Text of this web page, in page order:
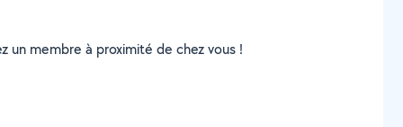
un membre à proximité de chez vous !